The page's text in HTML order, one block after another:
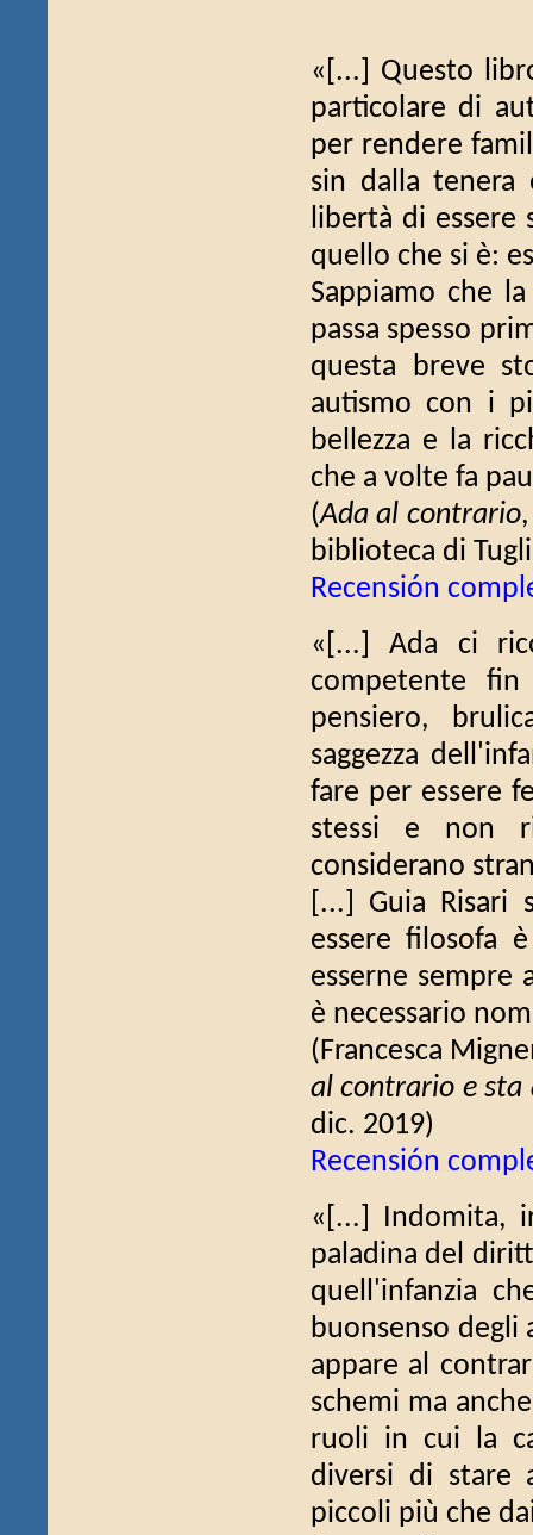
«[...] Questo
particolare di
per rendere
sin dalla
libertà di essere
quello che si è:
Sappiamo che
passa spesso
questa breve
autismo con i
bellezza e la
che a volte fa
(Ada al contrario
biblioteca di
Recensión
«[...] Ada ci
competente
pensiero,
saggezza
fare per essere
stessi e non
considerano
[...] Guia Risari
essere filosofa
esserne sempre
è necessario
(Francesca
al contrario e sta
dic. 2019)
Recensión
«[...] Indomita,
paladina del
quell'infanzia
buonsenso degli
appare al
schemi ma
ruoli in cui la
diversi di stare
piccoli più che